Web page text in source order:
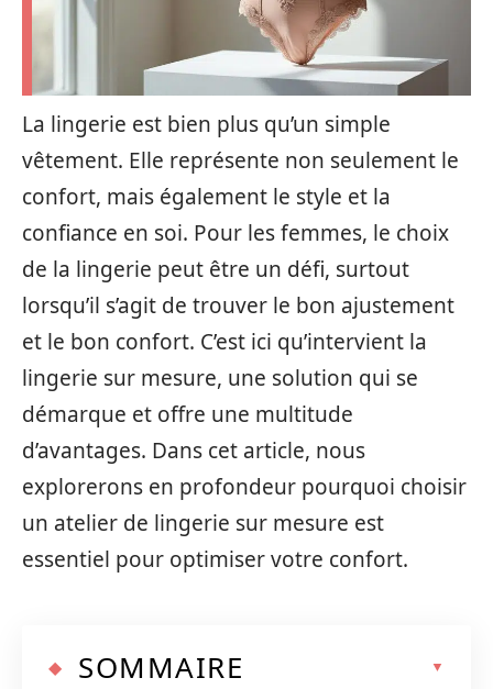
La lingerie est bien plus qu’un simple
vêtement. Elle représente non seulement le
confort, mais également le style et la
confiance en soi. Pour les femmes, le choix
de la lingerie peut être un défi, surtout
lorsqu’il s’agit de trouver le bon ajustement
et le bon confort. C’est ici qu’intervient la
lingerie sur mesure, une solution qui se
démarque et offre une multitude
d’avantages. Dans cet article, nous
explorerons en profondeur pourquoi choisir
un atelier de lingerie sur mesure est
essentiel pour optimiser votre confort.
SOMMAIRE